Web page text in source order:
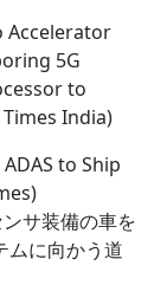
Accelerator
5G
to
India)
to Ship
サ装備の車を
ムに向かう道